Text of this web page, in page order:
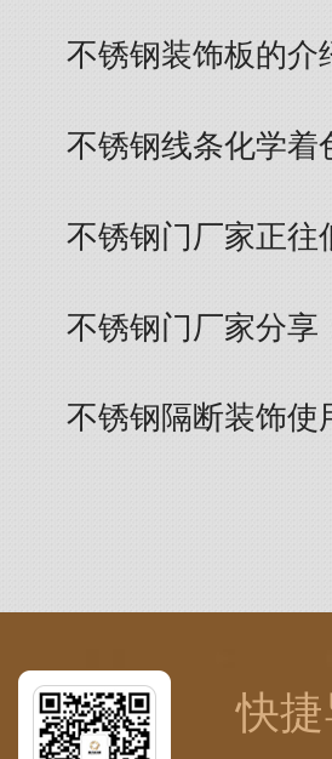
不锈钢装饰板的介
不锈钢线条化学
不锈钢门厂家正
不锈钢门厂家分
不锈钢隔断装饰使
快